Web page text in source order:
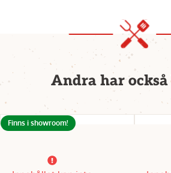
Andra har också
Finns i showroom!